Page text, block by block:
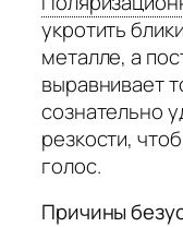
укротить
металле, а
выравнивает
сознательно
резкости,
голос.
Причины